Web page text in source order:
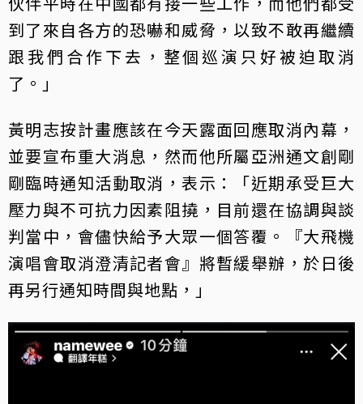
到了來自各方的恐嚇和威脅，以致不敢再繼續
跟我們合作下去，整個巡演只好被迫取消
了。」
黃明志按計畫應該在今天露面回應取消內幕，
並要宣布重大消息，然而他所屬亞洲通文創剛
剛臨時通知活動取消，表示：「近期承受巨大
壓力與不可抗力因素阻撓，目前還在協調與談
判當中，會儘快給予大眾一個答覆。『大飛機
演唱會取消澄清記者會』將暫緩舉辦，於日後
再另行通知時間與地點，」